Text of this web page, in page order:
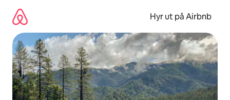
innehåll
Hyr ut på Airbnb